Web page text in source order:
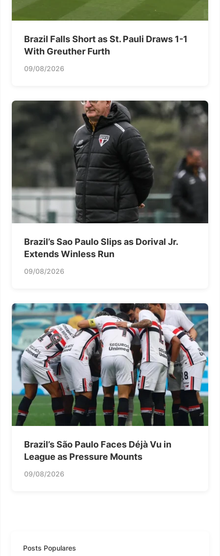
Brazil Falls Short as St. Pauli Draws 1-1
With Greuther Furth
09/08/2026
Brazil’s Sao Paulo Slips as Dorival Jr.
Extends Winless Run
09/08/2026
Brazil’s São Paulo Faces Déjà Vu in
League as Pressure Mounts
09/08/2026
Posts Populares